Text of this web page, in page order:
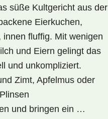
süße Kultgericht aus der
Eierkuchen,
fluffig. Mit wenigen
und Eiern gelingt das
und unkompliziert.
Zimt, Apfelmus oder
und bringen ein …